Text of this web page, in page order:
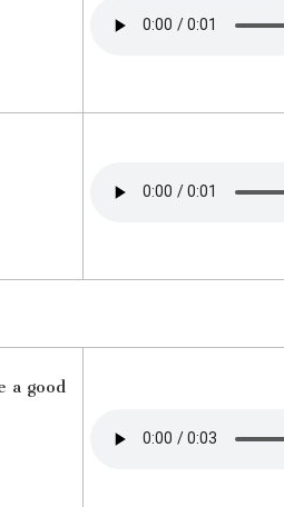
a good